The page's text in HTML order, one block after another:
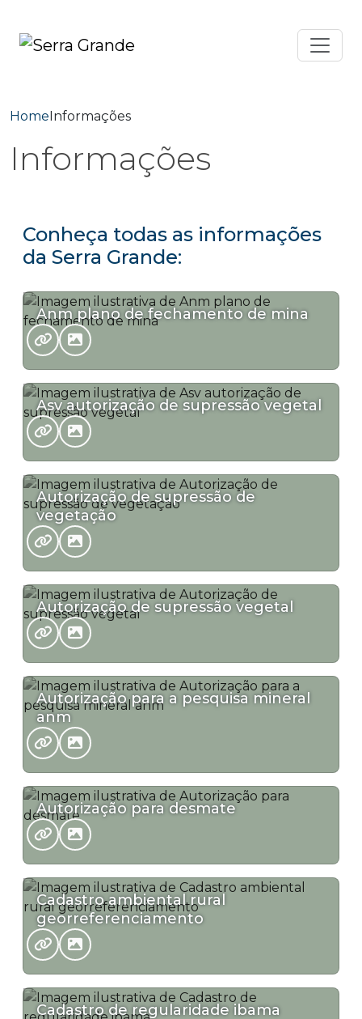
HomeInformações
Informações
Conheça todas as informações
da Serra Grande:
Anm plano de fechamento de mina
Asv autorização de supressão vegetal
Autorização de supressão de
vegetação
Autorização de supressão vegetal
Autorização para a pesquisa mineral
anm
Autorização para desmate
Cadastro ambiental rural
georreferenciamento
Cadastro de regularidade ibama